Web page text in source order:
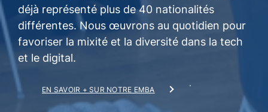
déjà représenté plus de 40 nationalités
différentes. Nous œuvrons au quotidien pour
favoriser la mixité et la diversité dans la tech
et le digital.
EN SAVOIR + SUR NOTRE EMBA